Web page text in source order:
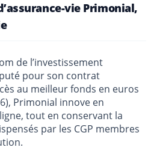
vie Primonial,
de l’investissement
pour son contrat
au meilleur fonds en euros
Primonial innove en
tout en conservant la
par les CGP membres